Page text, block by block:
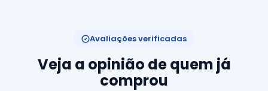
Avaliações verificadas
Veja a opinião de quem já
comprou